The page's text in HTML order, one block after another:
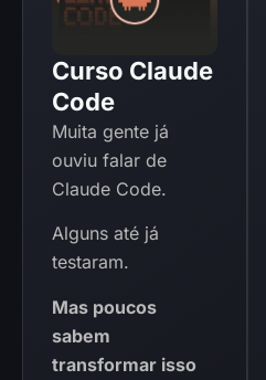
Curso Claude
Code
Muita gente já
ouviu falar de
Claude Code.
Alguns até já
testaram.
Mas poucos
sabem
transformar isso